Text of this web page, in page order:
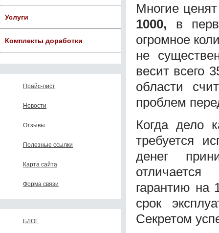
Услуги
Комплекты доработки
Прайс-лист
Новости
Отзывы
Полезные ссылки
Карта сайта
Форма связи
БЛОГ
Многие
1000, в
огромное
не
весит всего
области
проблем
Когда дело
требуется
денег
гарантию на
срок
Секретом